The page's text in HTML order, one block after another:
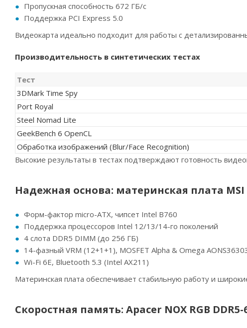
Пропускная способность 672 ГБ/с
Поддержка PCI Express 5.0
Видеокарта идеально подходит для работы с
Производительность в синтетических тестах
Тест
3DMark Time Spy
Port Royal
Steel Nomad Lite
GeekBench 6 OpenCL
Обработка изображений (Blur/Face Recognition)
Высокие результаты в тестах подтверждают готовность
Надежная основа: материнская плата MSI
Форм-фактор micro-ATX, чипсет Intel B760
Поддержка процессоров Intel 12/13/14-го поколений
4 слота DDR5 DIMM (до 256 ГБ)
14-фазный VRM (12+1+1), MOSFET Alpha & Omega
Wi-Fi 6E, Bluetooth 5.3 (Intel AX211)
Материнская плата обеспечивает стабильную работу и
Скоростная память: Apacer NOX RGB DDR5-